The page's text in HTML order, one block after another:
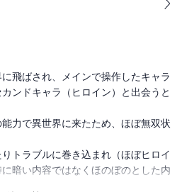
したキャラがちらっとでます。
飛ばされ、メインで操作したキャラ
ンドキャラ（ヒロイン）と出会うと
力で異世界に来たため、ほぼ無双状
トラブルに巻き込まれ（ほぼヒロイ
暗い内容ではなくほのぼのとした内